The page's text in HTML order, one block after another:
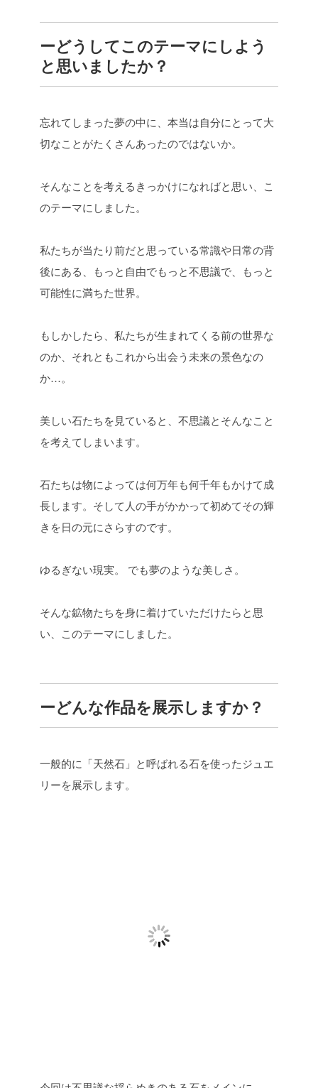
ーどうしてこのテーマにしよう
と思いましたか？
忘れてしまった夢の中に、本当は自分にとって大
切なことがたくさんあったのではないか。
そんなことを考えるきっかけになればと思い、こ
のテーマにしました。
私たちが当たり前だと思っている常識や日常の背
後にある、もっと自由でもっと不思議で、もっと
可能性に満ちた世界。
もしかしたら、私たちが生まれてくる前の世界な
のか、それともこれから出会う未来の景色なの
か…。
美しい石たちを見ていると、不思議とそんなこと
を考えてしまいます。
石たちは物によっては何万年も何千年もかけて成
長します。そして人の手がかかって初めてその輝
きを日の元にさらすのです。
ゆるぎない現実。 でも夢のような美しさ。
そんな鉱物たちを身に着けていただけたらと思
い、このテーマにしました。
ーどんな作品を展示しますか？
一般的に「天然石」と呼ばれる石を使ったジュエ
リーを展示します。